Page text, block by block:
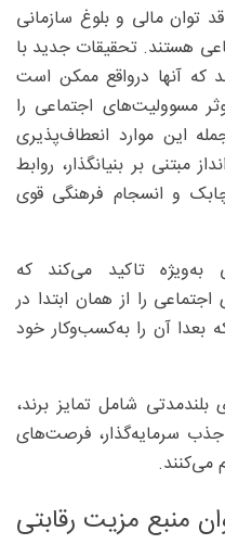
توان مالی و بلوغ سازمانی
هستند. تحقیقات جدید با
که آنها درواقع ممکن است
مسوولیت‌های اجتماعی را
این موارد انعطاف‌پذیری
مبتنی بر بنیانگذار، روابط
و انسجام فرهنگی قوی
به‌ویژه تاکید می‌کند که
را از همان ابتدا در
بعدا آن را به‌کسب‌وکار خود
بلندمدتی شامل تمایز برند،
جذب سرمایه‌گذار، فرصت‌های
می‌کنند.
منبع مزیت رقابتی